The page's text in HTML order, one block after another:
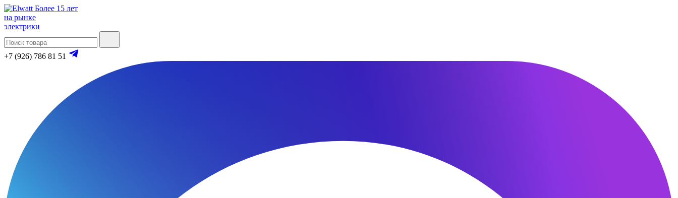
Более 15 лет
на рынке
электрики
+7 (926) 786 81 51